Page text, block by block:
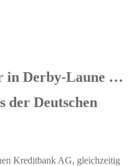
in Derby-Laune …
der Deutschen
Kreditbank AG, gleichzeitig